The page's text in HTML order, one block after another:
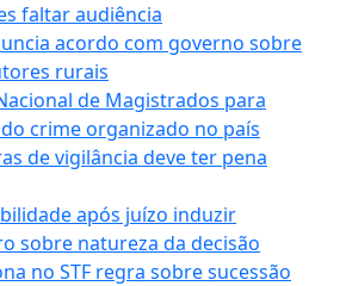
faltar audiência
acordo com governo sobre
rurais
de Magistrados para
crime organizado no país
de vigilância deve ter pena
após juízo induzir
sobre natureza da decisão
no STF regra sobre sucessão